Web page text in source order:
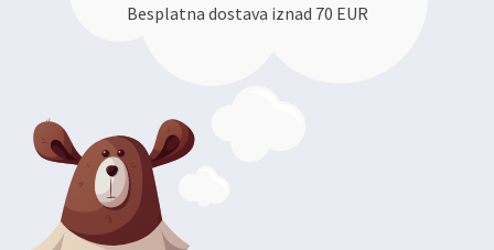
Besplatna dostava iznad 70 EUR